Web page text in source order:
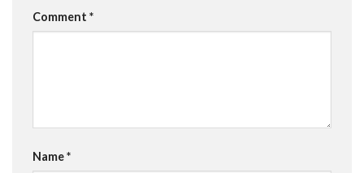
Comment *
Name*